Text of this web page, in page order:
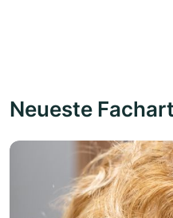
Neueste